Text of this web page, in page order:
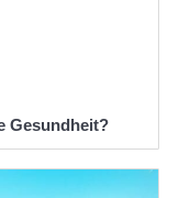
Gesundheit?